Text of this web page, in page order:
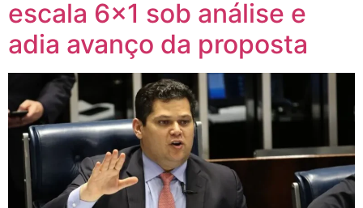
escala 6×1 sob análise e
adia avanço da proposta